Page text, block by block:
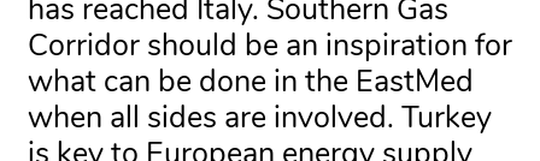
has reached Italy. Southern Gas
Corridor should be an inspiration for
what can be done in the EastMed
when all sides are involved. Turkey